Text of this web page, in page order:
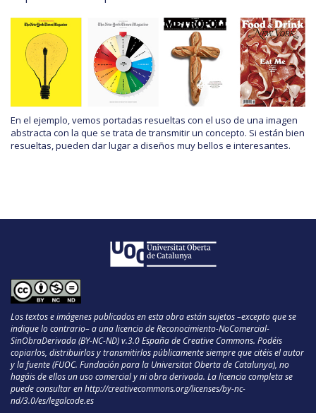
En el ejemplo, vemos portadas resueltas con el uso de una imagen
abstracta con la que se trata de transmitir un concepto. Si están bien
resueltas, pueden dar lugar a diseños muy bellos e interesantes.
Los textos e imágenes publicados en esta obra están sujetos –excepto que se
indique lo contrario– a una licencia de Reconocimiento-NoComercial-
SinObraDerivada (BY-NC-ND) v.3.0 España de Creative Commons. Podéis
copiarlos, distribuirlos y transmitirlos públicamente siempre que citéis el autor
y la fuente (FUOC. Fundación para la Universitat Oberta de Catalunya), no
hagáis de ellos un uso comercial y ni obra derivada. La licencia completa se
puede consultar enhttp://creativecommons.org/licenses/by-nc-
nd/3.0/es/legalcode.es